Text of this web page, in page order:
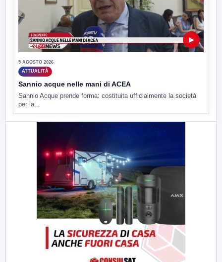
▶
5 AGOSTO 2026
ATTUALITÀ
Sannio acque nelle mani di ACEA
Sannio Acque prende forma: costituita ufficialmente la società
per la...